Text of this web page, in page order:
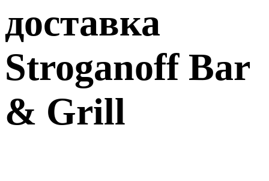
доставка
Stroganoff Bar
& Grill